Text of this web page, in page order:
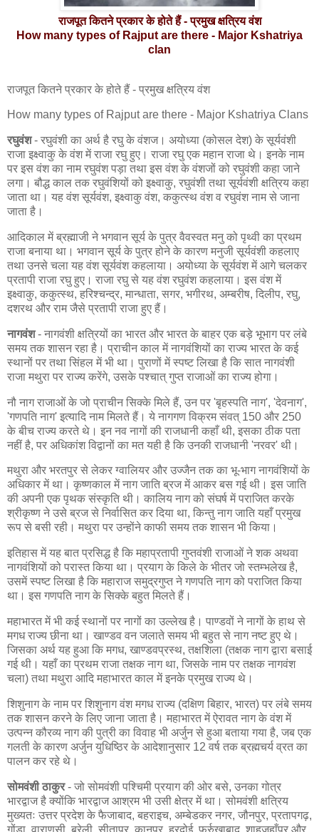
राजपूत कितने प्रकार के होते हैं - प्रमुख क्षत्रिय वंश
How many types of Rajput are there - Major Kshatriya
clan
राजपूत कितने प्रकार के होते हैं - प्रमुख क्षत्रिय वंश
How many types of Rajput are there - Major Kshatriya Clans
रघुवंश- रघुवंशी का अर्थ है रघु के वंशज। अयोध्या (कोसल देश) के सूर्यवंशी
राजा इक्ष्वाकु के वंश में राजा रघु हुए। राजा रघु एक महान राजा थे। इनके नाम
पर इस वंश का नाम रघुवंश पड़ा तथा इस वंश के वंशजों को रघुवंशी कहा जाने
लगा। बौद्ध काल तक रघुवंशियों को इक्ष्वाकु, रघुवंशी तथा सूर्यवंशी क्षत्रिय कहा
जाता था। यह वंश सूर्यवंश, इक्ष्वाकु वंश, ककुत्स्थ वंश व रघुवंश नाम से जाना
जाता है।
आदिकाल में ब्रह्माजी ने भगवान सूर्य के पुत्र वैवस्वत मनु को पृथ्वी का प्रथम
राजा बनाया था। भगवान सूर्य के पुत्र होने के कारण मनुजी सूर्यवंशी कहलाए
तथा उनसे चला यह वंश सूर्यवंश कहलाया। अयोध्या के सूर्यवंश में आगे चलकर
प्रतापी राजा रघु हुए। राजा रघु से यह वंश रघुवंश कहलाया। इस वंश में
इक्ष्वाकु, ककुत्स्थ, हरिश्चन्द्र, मान्धाता, सगर, भगीरथ, अम्बरीष, दिलीप, रघु,
दशरथ और राम जैसे प्रतापी राजा हुए हैं।
नागवंश- नागवंशी क्षत्रियों का भारत और भारत के बाहर एक बड़े भूभाग पर लंबे
समय तक शासन रहा है। प्राचीन काल में नागवंशियों का राज्य भारत के कई
स्थानों पर तथा सिंहल में भी था। पुराणों में स्पष्ट लिखा है कि सात नागवंशी
राजा मथुरा पर राज्य करेंगे, उसके पश्चात् गुप्त राजाओं का राज्य होगा।
नौ नाग राजाओं के जो प्राचीन सिक्के मिले हैं, उन पर 'बृहस्पति नाग', 'देवनाग',
'गणपति नाग' इत्यादि नाम मिलते हैं। ये नागगण विक्रम संवत् 150 और 250
के बीच राज्य करते थे। इन नव नागों की राजधानी कहाँ थी, इसका ठीक पता
नहीं है, पर अधिकांश विद्वानों का मत यही है कि उनकी राजधानी 'नरवर' थी।
मथुरा और भरतपुर से लेकर ग्वालियर और उज्जैन तक का भू-भाग नागवंशियों के
अधिकार में था। कृष्णकाल में नाग जाति ब्रज में आकर बस गई थी। इस जाति
की अपनी एक पृथक संस्कृति थी। कालिय नाग को संघर्ष में पराजित करके
श्रीकृष्ण ने उसे ब्रज से निर्वासित कर दिया था, किन्तु नाग जाति यहाँ प्रमुख
रूप से बसी रही। मथुरा पर उन्होंने काफी समय तक शासन भी किया।
इतिहास में यह बात प्रसिद्ध है कि महाप्रतापी गुप्तवंशी राजाओं ने शक अथवा
नागवंशियों को परास्त किया था। प्रयाग के किले के भीतर जो स्तम्भलेख है,
उसमें स्पष्ट लिखा है कि महाराज समुद्रगुप्त ने गणपति नाग को पराजित किया
था। इस गणपति नाग के सिक्के बहुत मिलते हैं।
महाभारत में भी कई स्थानों पर नागों का उल्लेख है। पाण्डवों ने नागों के हाथ से
मगध राज्य छीना था। खाण्डव वन जलाते समय भी बहुत से नाग नष्ट हुए थे।
जिसका अर्थ यह हुआ कि मगध, खाण्डवप्रस्थ, तक्षशिला (तक्षक नाग द्वारा बसाई
गई थी। यहाँ का प्रथम राजा तक्षक नाग था, जिसके नाम पर तक्षक नागवंश
चला) तथा मथुरा आदि महाभारत काल में इनके प्रमुख राज्य थे।
शिशुनाग के नाम पर शिशुनाग वंश मगध राज्य (दक्षिण बिहार, भारत) पर लंबे समय
तक शासन करने के लिए जाना जाता है। महाभारत में ऐरावत नाग के वंश में
उत्पन्न कौरव्य नाग की पुत्री का विवाह भी अर्जुन से हुआ बताया गया है, जब एक
गलती के कारण अर्जुन युधिष्ठिर के आदेशानुसार 12 वर्ष तक ब्रह्मचर्य व्रत का
पालन कर रहे थे।
सोमवंशी ठाकुर- जो सोमवंशी पश्चिमी प्रयाग की ओर बसे, उनका गोत्र
भारद्वाज है क्योंकि भारद्वाज आश्रम भी उसी क्षेत्र में था। सोमवंशी क्षत्रिय
मुख्यतः उत्तर प्रदेश के फैजाबाद, बहराइच, अम्बेडकर नगर, जौनपुर, प्रतापगढ़,
गोंडा, वाराणसी, बरेली, सीतापुर, कानपुर, हरदोई, फर्रुखाबाद, शाहजहाँपुर और